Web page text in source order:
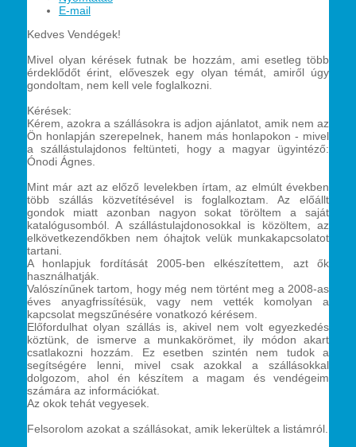
E-mail
Kedves Vendégek!
Mivel olyan kérések futnak be hozzám, ami esetleg több
érdeklődőt érint, előveszek egy olyan témát, amiről úgy
gondoltam, nem kell vele foglalkozni.
Kérések:
Kérem, azokra a szállásokra is adjon ajánlatot, amik nem az
Ön honlapján szerepelnek, hanem más honlapokon - mivel
a szállástulajdonos feltünteti, hogy a magyar ügyintéző:
Ónodi Ágnes.
Mint már azt az előző levelekben írtam, az elmúlt években
több szállás közvetítésével is foglalkoztam. Az előállt
gondok miatt azonban nagyon sokat töröltem a saját
katalógusomból. A szállástulajdonosokkal is közöltem, az
elkövetkezendőkben nem óhajtok velük munkakapcsolatot
tartani.
A honlapjuk fordítását 2005-ben elkészítettem, azt ők
használhatják.
Valószínűnek tartom, hogy még nem történt meg a 2008-as
éves anyagfrissítésük, vagy nem vették komolyan a
kapcsolat megszűnésére vonatkozó kérésem.
Előfordulhat olyan szállás is, akivel nem volt egyezkedés
köztünk, de ismerve a munkakörömet, ily módon akart
csatlakozni hozzám. Ez esetben szintén nem tudok a
segítségére lenni, mivel csak azokkal a szállásokkal
dolgozom, ahol én készítem a magam és vendégeim
számára az információkat.
Az okok tehát vegyesek.
Felsorolom azokat a szállásokat, amik lekerültek a listámról.